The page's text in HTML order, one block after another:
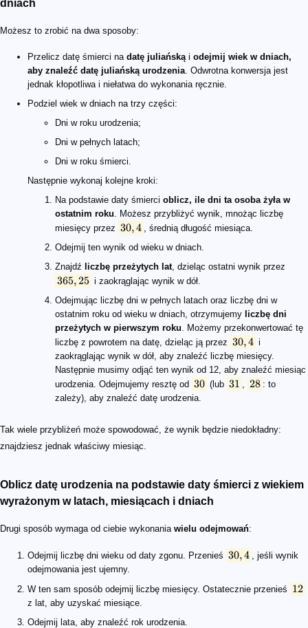
dniach
Możesz to zrobić na dwa sposoby:
Przelicz datę śmierci na datę juliańskąi odejmij wiek w dniach,
aby znaleźć datę juliańską urodzenia. Odwrotna konwersja jest
jednak kłopotliwa i niełatwa do wykonania ręcznie.
Podziel wiek w dniach na trzy części:
Dni w roku urodzenia;
Dni w pełnych latach;
Dni w roku śmierci.
Następnie wykonaj kolejne kroki:
Na podstawie daty śmierci oblicz, ile dni ta osoba żyła w
ostatnim roku. Możesz przybliżyć wynik, mnożąc liczbę
miesięcy przez 30,4 , średnią długość miesiąca.
Odejmij ten wynik od wieku w dniach.
Znajdź liczbę przeżytych lat, dzieląc ostatni wynik przez
365,25 i zaokrąglając wynik w dół.
Odejmując liczbę dni w pełnych latach oraz liczbę dni w
ostatnim roku od wieku w dniach, otrzymujemy liczbę dni
przeżytych w pierwszym roku. Możemy przekonwertować tę
liczbę z powrotem na datę, dzieląc ją przez 30,4 i
zaokrąglając wynik w dół, aby znaleźć liczbę miesięcy.
Następnie musimy odjąć ten wynik od 12, aby znaleźć miesiąc
urodzenia. Odejmujemy resztę od 30 (lub 31 , 28 : to
zależy), aby znaleźć datę urodzenia.
Tak wiele przybliżeń może spowodować, że wynik będzie niedokładny:
znajdziesz jednak właściwy miesiąc.
Oblicz datę urodzenia na podstawie daty śmierci z wiekiem
wyrażonym w latach, miesiącach i dniach
Drugi sposób wymaga od ciebie wykonania wielu odejmowań:
Odejmij liczbę dni wieku od daty zgonu. Przenieś 30,4 , jeśli wynik
odejmowania jest ujemny.
W ten sam sposób odejmij liczbę miesięcy. Ostatecznie przenieś 12
z lat, aby uzyskać miesiące.
Odejmij lata, aby znaleźć rok urodzenia.